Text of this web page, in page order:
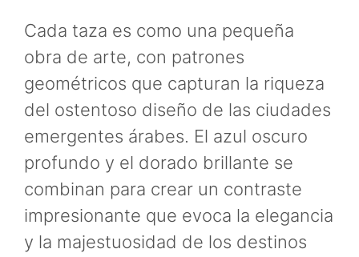
Cada taza es como una pequeña
obra de arte, con patrones
geométricos que capturan la riqueza
del ostentoso diseño de las ciudades
emergentes árabes. El azul oscuro
profundo y el dorado brillante se
combinan para crear un contraste
impresionante que evoca la elegancia
y la majestuosidad de los destinos